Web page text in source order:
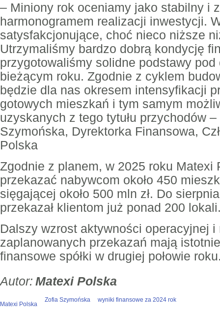
– Miniony rok oceniamy jako stabilny i
harmonogramem realizacji inwestycji.
satysfakcjonujące, choć nieco niższe
Utrzymaliśmy bardzo dobrą kondycję
przygotowaliśmy solidne podstawy
bieżącym roku. Zgodnie z cyklem
będzie dla nas okresem intensyfikacji
gotowych mieszkań i tym samym
uzyskanych z tego tytułu przychodów –
Szymońska, Dyrektorka Finansowa,
Polska
Zgodnie z planem, w 2025 roku Matexi
przekazać nabywcom około 450
sięgającej około 500 mln zł. Do
przekazał klientom już ponad 200
Dalszy wzrost aktywności operacyjnej i
zaplanowanych przekazań mają
finansowe spółki w drugiej połowie
Matexi Polska
Matexi Polska
Zofia Szymońska wyniki finansowe za 2024 rok